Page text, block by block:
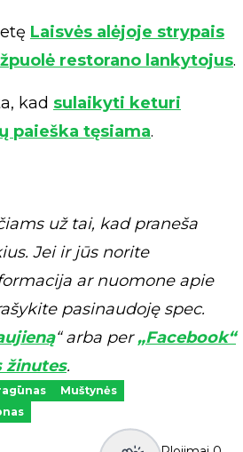
Laisvės alėjoje strypais
restorano lankytojus.
kad sulaikyti keturi
paieška tęsiama.
už tai, kad praneša
Jei ir jūs norite
ar nuomone apie
pasinaudoję spec.
“ arba per„Facebook“
žinutes.
Muštynės